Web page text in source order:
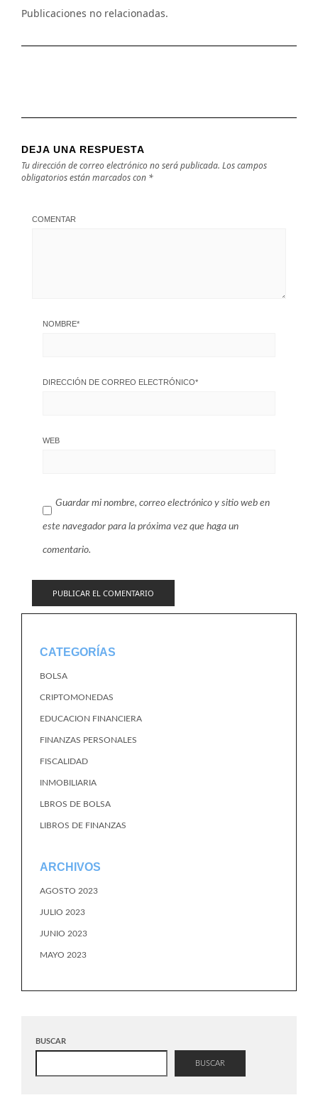
Publicaciones no relacionadas.
DEJA UNA RESPUESTA
Tu dirección de correo electrónico no será publicada. Los campos
obligatorios están marcados con *
COMENTAR
NOMBRE*
DIRECCIÓN DE CORREO ELECTRÓNICO*
WEB
Guardar mi nombre, correo electrónico y sitio web en
este navegador para la próxima vez que haga un
comentario.
CATEGORÍAS
BOLSA
CRIPTOMONEDAS
EDUCACION FINANCIERA
FINANZAS PERSONALES
FISCALIDAD
INMOBILIARIA
LBROS DE BOLSA
LIBROS DE FINANZAS
ARCHIVOS
AGOSTO 2023
JULIO 2023
JUNIO 2023
MAYO 2023
BUSCAR
BUSCAR